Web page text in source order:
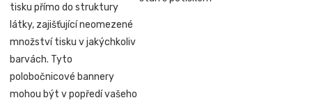
tisku přímo do struktury
látky, zajišťující neomezené
množství tisku v jakýchkoliv
barvách. Tyto
polobočnicové bannery
mohou být v popředí vašeho